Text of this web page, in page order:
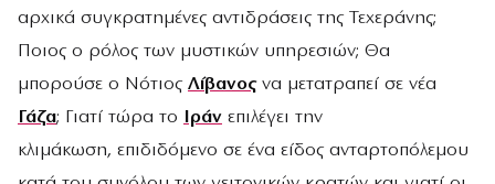
αρχικά συγκρατημένες αντιδράσεις της Τεχεράνης;
Ποιος ο ρόλος των μυστικών υπηρεσιών; Θα
μπορούσε ο Νότιος Λίβανοςνα μετατραπεί σε νέα
Γάζα; Γιατί τώρα το Ιράν επιλέγει την
κλιμάκωση, επιδιδόμενο σε ένα είδος ανταρτοπόλεμου